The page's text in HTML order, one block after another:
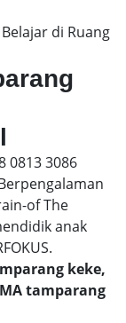
di Ruang
0813 3086
of The
anak
keke,
tamparang